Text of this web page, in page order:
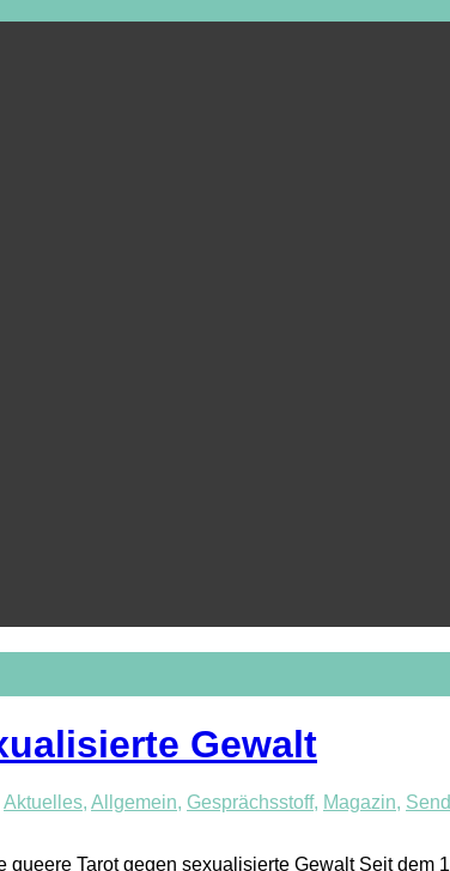
Gewalt
Aktuelles, Allgemein, Gesprächsstoff, Magazin,
queere Tarot gegen sexualisierte Gewalt Seit